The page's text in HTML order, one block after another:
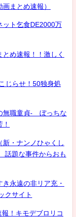
まとめ速報）
ット乞食DE2000万
め速報！！激しく
じらせ！50独身処
職童貞- ぼっちな
・ナンノひゃくし
話題な事件からおも
永遠の非リア充・
クサイト
！キモデブロリコ